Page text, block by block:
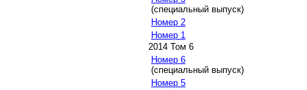
(специальный выпуск)
Номер 2
Номер 1
2014 Том 6
Номер 6
(специальный выпуск)
Номер 5